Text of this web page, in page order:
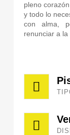
pleno
y todo lo
con alma,
renunciar a la